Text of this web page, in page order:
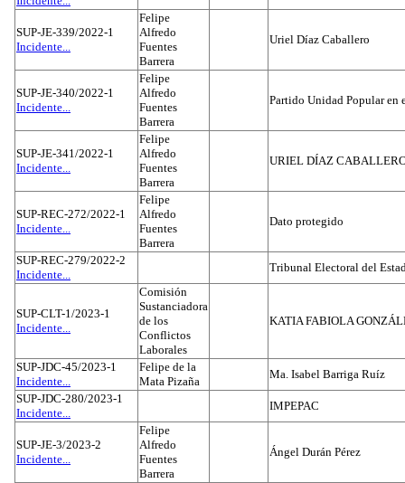
SUP-JE-339/2022-1
Incidente...
Felipe
Alfredo
Fuentes
Barrera
Uriel Díaz Caballero
SUP-JE-340/2022-1
Incidente...
Felipe
Alfredo
Fuentes
Barrera
Partido Unidad Popular en
SUP-JE-341/2022-1
Incidente...
Felipe
Alfredo
Fuentes
Barrera
URIEL DÍAZ
SUP-REC-272/2022-1
Incidente...
Felipe
Alfredo
Fuentes
Barrera
Dato protegido
SUP-REC-279/2022-2
Incidente...
Tribunal Electoral del
SUP-CLT-1/2023-1
Incidente...
Comisión
Sustanciadora
de los
Conflictos
Laborales
KATIA FABIOLA
SUP-JDC-45/2023-1
Incidente...
Felipe de la
Mata Pizaña
Ma. Isabel Barriga Ruíz
SUP-JDC-280/2023-1
Incidente...
IMPEPAC
SUP-JE-3/2023-2
Incidente...
Felipe
Alfredo
Fuentes
Barrera
Ángel Durán Pérez